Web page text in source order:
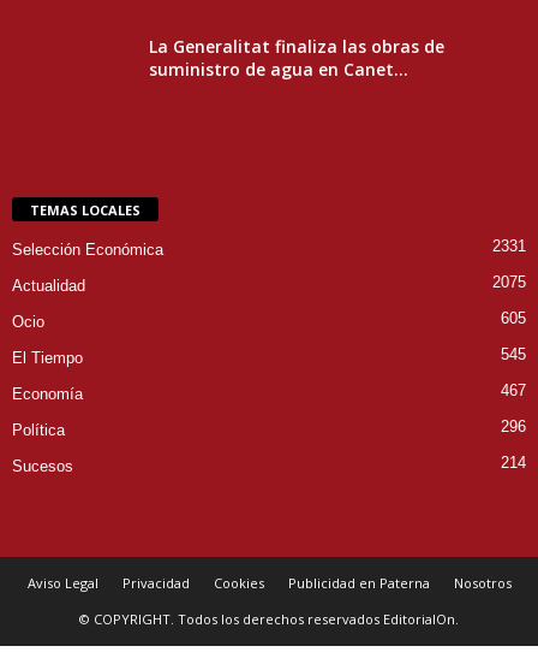
La Generalitat finaliza las obras de
suministro de agua en Canet...
TEMAS LOCALES
Selección Económica 2331
Actualidad 2075
Ocio 605
El Tiempo 545
Economía 467
Política 296
Sucesos 214
Aviso Legal Privacidad Cookies Publicidad en Paterna
Nosotros
© COPYRIGHT. Todos los derechos reservados EditorialOn.